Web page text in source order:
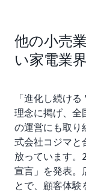
他の小売
い家電業界
「進化し続け
理念に掲げ、全
の運営にも取り
式会社コジマと
放っています。
宣言」を発表。
とで、顧客体験